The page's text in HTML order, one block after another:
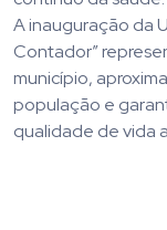
A inauguração da
Contador”
município,
população e
qualidade de vida